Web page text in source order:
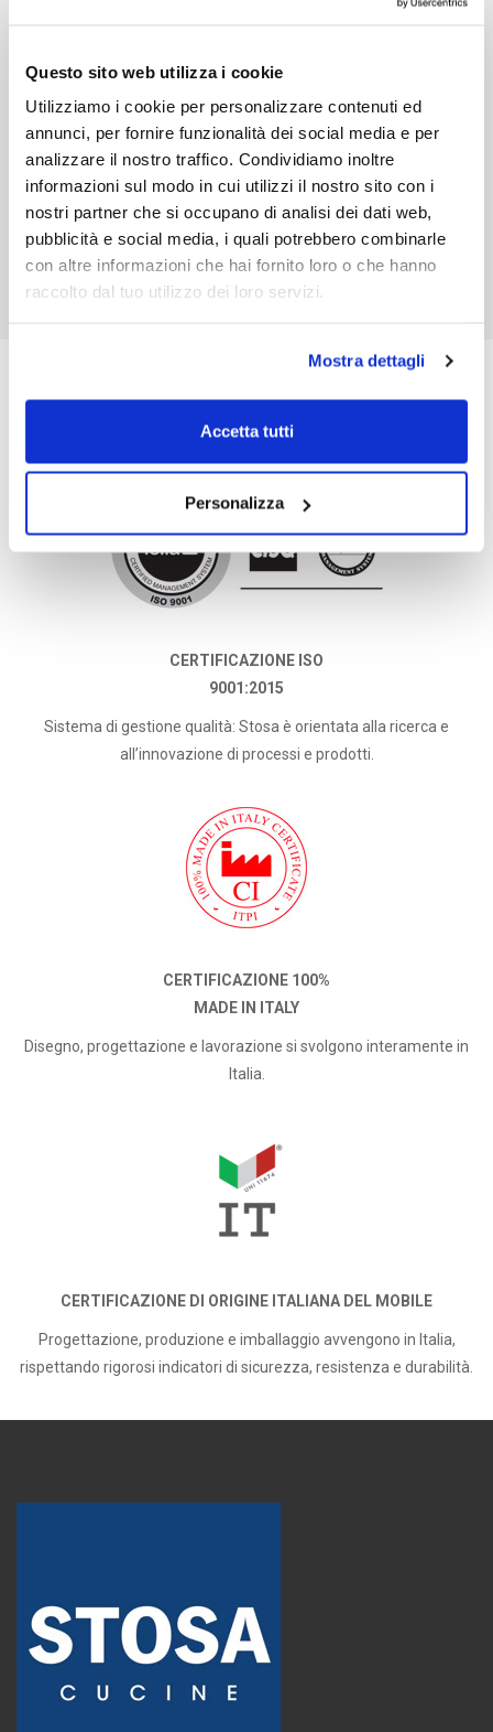
Questo sito web utilizza i cookie
Utilizziamo i cookie per personalizzare contenuti ed
annunci, per fornire funzionalità dei social media e per
analizzare il nostro traffico. Condividiamo inoltre
informazioni sul modo in cui utilizzi il nostro sito con i
nostri partner che si occupano di analisi dei dati web,
pubblicità e social media, i quali potrebbero combinarle
con altre informazioni che hai fornito loro o che hanno
raccolto dal tuo utilizzo dei loro servizi.
Mostra dettagli
Accetta tutti
Personalizza
Maniglia
Qualità Certificata
CERTIFICAZIONE ISO
9001:2015
Sistema di gestione qualità: Stosa è orientata alla ricerca e
all’innovazione di processi e prodotti.
CERTIFICAZIONE 100%
MADE IN ITALY
Disegno, progettazione e lavorazione si svolgono interamente in
Italia.
CERTIFICAZIONE DI ORIGINE ITALIANA DEL MOBILE
Progettazione, produzione e imballaggio avvengono in Italia,
rispettando rigorosi indicatori di sicurezza, resistenza e durabilità.